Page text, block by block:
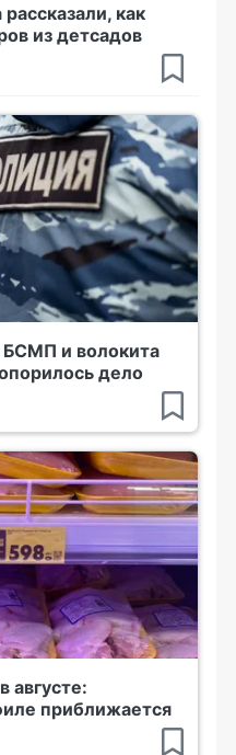
как
из детсадов
и волокита
дело
августе:
приближается